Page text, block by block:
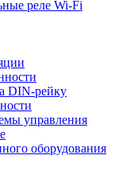
реле Wi-Fi
DIN-рейку
управления
оборудования